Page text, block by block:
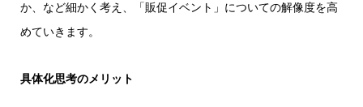
か、など細かく考え、「販促イベント」についての解像度を高
めていきます。
具体化思考のメリット